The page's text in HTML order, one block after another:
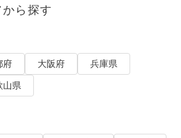
ら探す
府 大阪府
兵庫県
山県